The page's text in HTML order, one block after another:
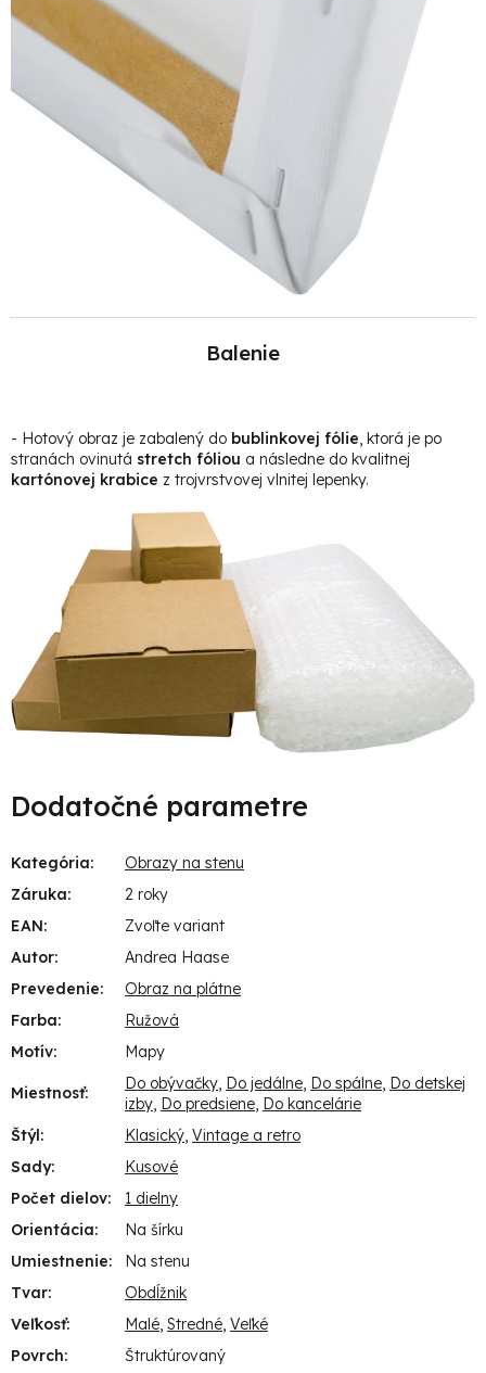
Balenie
- Hotový obraz je zabalený do bublinkovej fólie, ktorá je po
stranách ovinutá stretch fóliou a následne do kvalitnej
kartónovej krabice z trojvrstvovej vlnitej lepenky.
Dodatočné parametre
Kategória:
Obrazy na stenu
Záruka:
2 roky
EAN:
Zvoľte variant
Autor:
Andrea Haase
Prevedenie:
Obraz na plátne
Farba:
Ružová
Motív: Mapy
Miestnosť: Do obývačky, Do jedálne, Do spálne, Do detskej
izby, Do predsiene, Do kancelárie
Štýl: Klasický, Vintage a retro
Sady:
Kusové
Počet dielov:
1 dielny
Orientácia:
Na šírku
Umiestnenie:
Na stenu
Tvar:
Obdĺžnik
Veľkosť: Malé, Stredné, Veľké
Povrch: Štruktúrovaný